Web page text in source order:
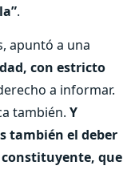
.
apuntó a una
con estricto
a informar.
también. Y
también el deber
que